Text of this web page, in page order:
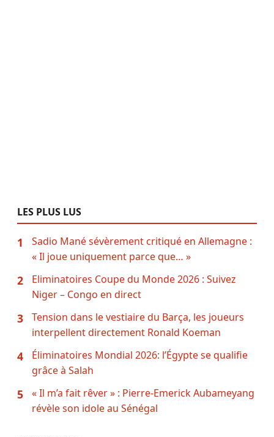
LES PLUS LUS
1
Sadio Mané sévèrement critiqué en Allemagne :
« Il joue uniquement parce que… »
2
Eliminatoires Coupe du Monde 2026 : Suivez
Niger – Congo en direct
3
Tension dans le vestiaire du Barça, les joueurs
interpellent directement Ronald Koeman
4
Éliminatoires Mondial 2026: l’Égypte se qualifie
grâce à Salah
5
« Il m’a fait rêver » : Pierre-Emerick Aubameyang
révèle son idole au Sénégal